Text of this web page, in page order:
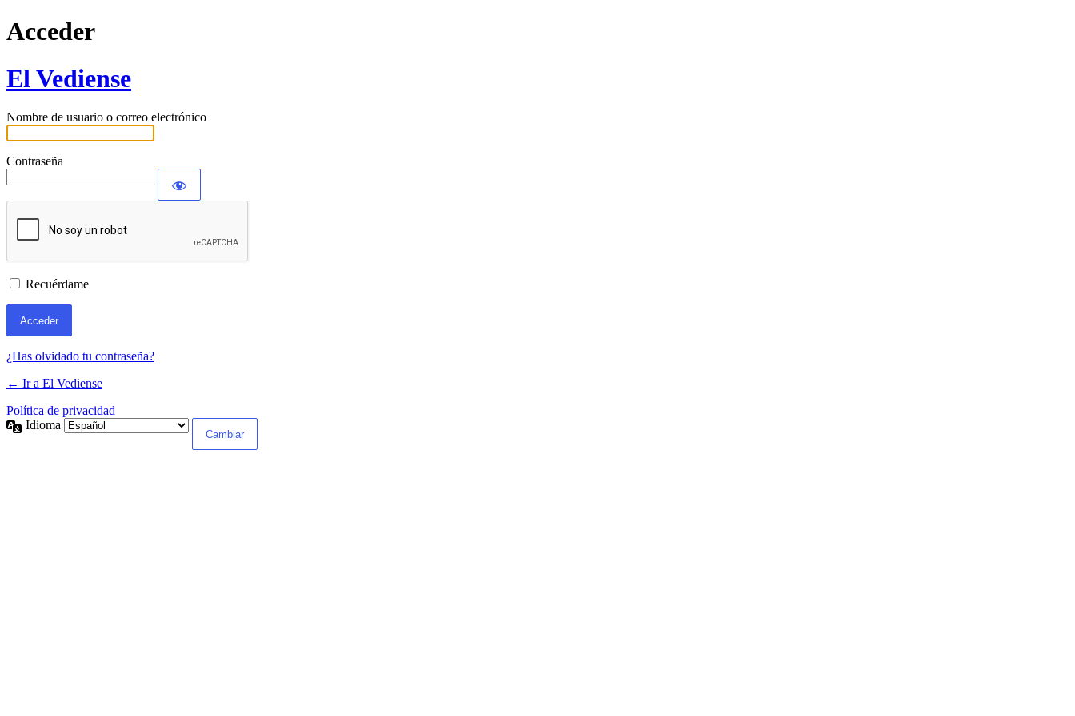
Acceder
El Vediense
Nombre de usuario o correo electrónico
Contraseña
Recuérdame
¿Has olvidado tu contraseña?
← Ir a El Vediense
Política de privacidad
Idioma